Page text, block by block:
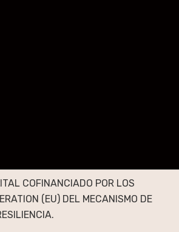
COFINANCIADO POR LOS
(EU) DEL MECANISMO DE